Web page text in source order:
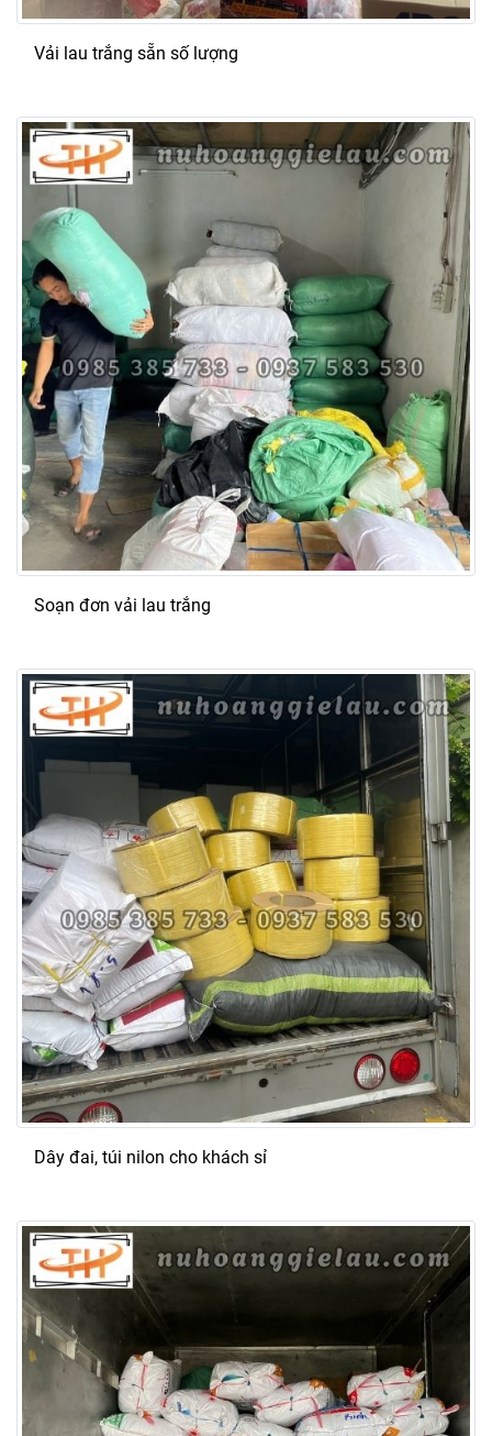
Vải lau trắng sẵn số lượng
Soạn đơn vải lau trắng
Dây đai, túi nilon cho khách sỉ